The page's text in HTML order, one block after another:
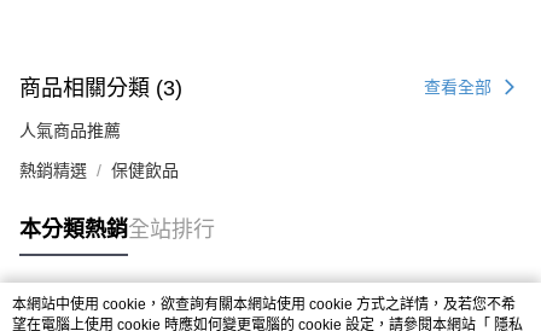
商品相關分類 (3) 查看全部
人氣商品推薦
熱銷精選 保健飲品
本分類熱銷全站排行
熱門標籤
本網站中使用 cookie，欲查詢有關本網站使用 cookie 方式之詳情，及若您不希
望在電腦上使用 cookie 時應如何變更電腦的 cookie 設定，請參閱本網站「 隱私